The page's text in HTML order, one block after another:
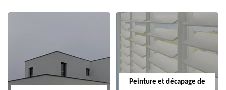
Peinture et décapage de